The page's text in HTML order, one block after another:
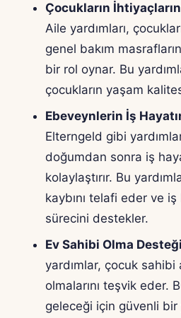
Çocukların
Aile yardımları,
genel bakım
bir rol oynar. Bu
çocukların yaşam
Ebeveynlerin İş
Elterngeld gibi
doğumdan sonra iş
kolaylaştırır. Bu
kaybını telafi eder ve iş
sürecini destekler.
Ev Sahibi Olma
yardımlar, çocuk
olmalarını teşvik eder.
geleceği için güvenli bir